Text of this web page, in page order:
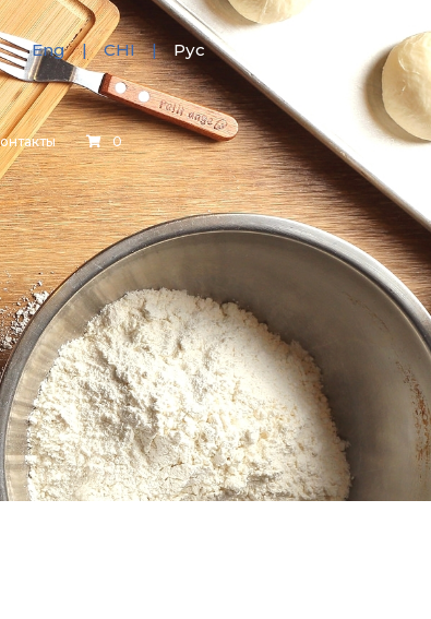
Eng CHI Рус
0